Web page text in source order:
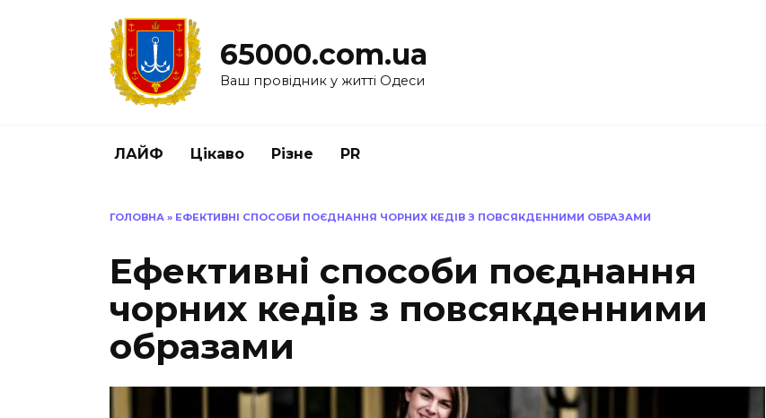
65000.com.ua
Ваш провідник у житті Одеси
ЛАЙФ Цікаво Різне PR
ГОЛОВНА » ЕФЕКТИВНІ СПОСОБИ ПОЄДНАННЯ ЧОРНИХ КЕДІВ З ПОВСЯКДЕННИМИ ОБРАЗАМИ
Ефективні способи поєднання
чорних кедів з повсякденними
образами